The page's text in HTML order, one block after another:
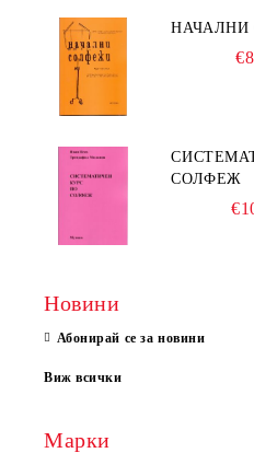
НАЧАЛНИ
СОЛФЕЖ
Новини
Абонирай се за новини
Виж всички
Марки